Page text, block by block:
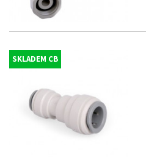
SKLADEM CB